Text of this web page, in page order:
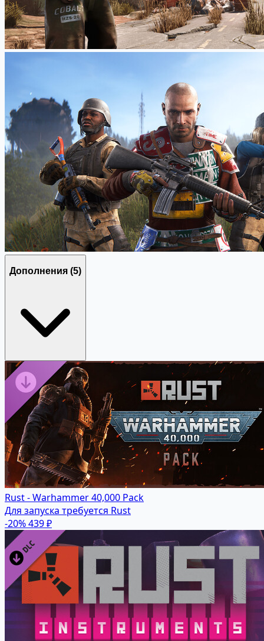
Дополнения (5)
Rust - Warhammer 40,000 Pack
Для запуска требуется Rust
-20%439 ₽